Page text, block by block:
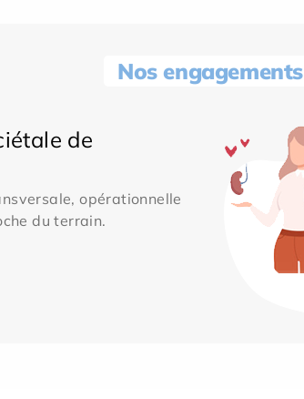
Nos engagements
de
opérationnelle
du terrain.